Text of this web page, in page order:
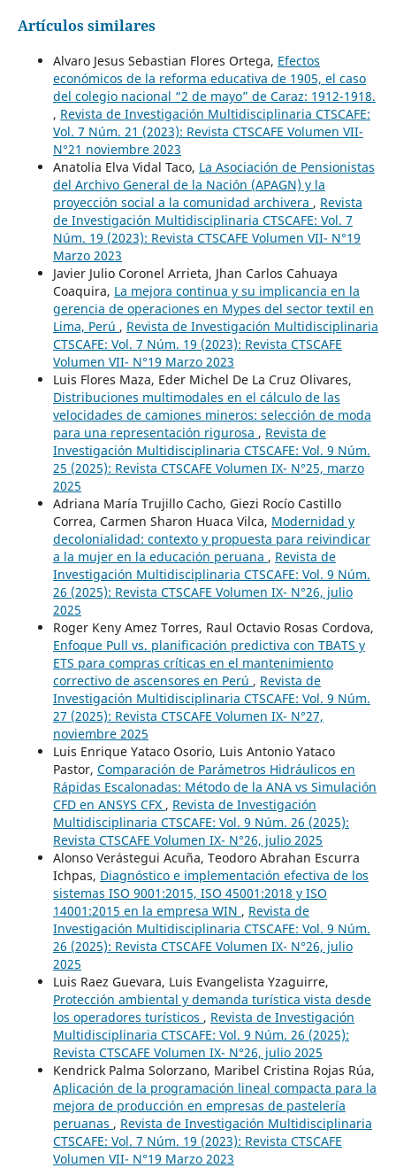
Artículos similares
Alvaro Jesus Sebastian Flores Ortega, Efectos
económicos de la reforma educativa de 1905, el caso
del colegio nacional “2 de mayo” de Caraz: 1912-1918.
, Revista de Investigación Multidisciplinaria CTSCAFE:
Vol. 7 Núm. 21 (2023): Revista CTSCAFE Volumen VII-
N°21 noviembre 2023
Anatolia Elva Vidal Taco, La Asociación de Pensionistas
del Archivo General de la Nación (APAGN) y la
proyección social a la comunidad archivera , Revista
de Investigación Multidisciplinaria CTSCAFE: Vol. 7
Núm. 19 (2023): Revista CTSCAFE Volumen VII- N°19
Marzo 2023
Javier Julio Coronel Arrieta, Jhan Carlos Cahuaya
Coaquira, La mejora continua y su implicancia en la
gerencia de operaciones en Mypes del sector textil en
Lima, Perú , Revista de Investigación Multidisciplinaria
CTSCAFE: Vol. 7 Núm. 19 (2023): Revista CTSCAFE
Volumen VII- N°19 Marzo 2023
Luis Flores Maza, Eder Michel De La Cruz Olivares,
Distribuciones multimodales en el cálculo de las
velocidades de camiones mineros: selección de moda
para una representación rigurosa , Revista de
Investigación Multidisciplinaria CTSCAFE: Vol. 9 Núm.
25 (2025): Revista CTSCAFE Volumen IX- N°25, marzo
2025
Adriana María Trujillo Cacho, Giezi Rocío Castillo
Correa, Carmen Sharon Huaca Vilca, Modernidad y
decolonialidad: contexto y propuesta para reivindicar
a la mujer en la educación peruana , Revista de
Investigación Multidisciplinaria CTSCAFE: Vol. 9 Núm.
26 (2025): Revista CTSCAFE Volumen IX- N°26, julio
2025
Roger Keny Amez Torres, Raul Octavio Rosas Cordova,
Enfoque Pull vs. planificación predictiva con TBATS y
ETS para compras críticas en el mantenimiento
correctivo de ascensores en Perú , Revista de
Investigación Multidisciplinaria CTSCAFE: Vol. 9 Núm.
27 (2025): Revista CTSCAFE Volumen IX- N°27,
noviembre 2025
Luis Enrique Yataco Osorio, Luis Antonio Yataco
Pastor, Comparación de Parámetros Hidráulicos en
Rápidas Escalonadas: Método de la ANA vs Simulación
CFD en ANSYS CFX , Revista de Investigación
Multidisciplinaria CTSCAFE: Vol. 9 Núm. 26 (2025):
Revista CTSCAFE Volumen IX- N°26, julio 2025
Alonso Verástegui Acuña, Teodoro Abrahan Escurra
Ichpas, Diagnóstico e implementación efectiva de los
sistemas ISO 9001:2015, ISO 45001:2018 y ISO
14001:2015 en la empresa WIN , Revista de
Investigación Multidisciplinaria CTSCAFE: Vol. 9 Núm.
26 (2025): Revista CTSCAFE Volumen IX- N°26, julio
2025
Luis Raez Guevara, Luis Evangelista Yzaguirre,
Protección ambiental y demanda turística vista desde
los operadores turísticos , Revista de Investigación
Multidisciplinaria CTSCAFE: Vol. 9 Núm. 26 (2025):
Revista CTSCAFE Volumen IX- N°26, julio 2025
Kendrick Palma Solorzano, Maribel Cristina Rojas Rúa,
Aplicación de la programación lineal compacta para la
mejora de producción en empresas de pastelería
peruanas , Revista de Investigación Multidisciplinaria
CTSCAFE: Vol. 7 Núm. 19 (2023): Revista CTSCAFE
Volumen VII- N°19 Marzo 2023